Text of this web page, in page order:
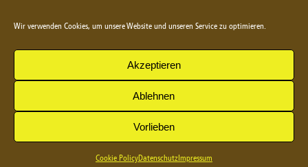
Wir verwenden Cookies, um unsere Website und unseren Service zu optimieren.
Akzeptieren
Ablehnen
Vorlieben
Cookie PolicyDatenschutzImpressum
So 16 – open End (warme Küche
bis 20:00 Uhr)
Impressum|
Cookie-Richtlinie (EU)